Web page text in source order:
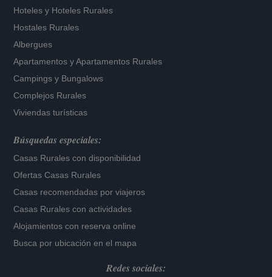
Hoteles y Hoteles Rurales
Hostales Rurales
Albergues
Apartamentos yApartamentos Rurales
Campings y Bungalows
Complejos Rurales
Viviendas turísticas
Búsquedas especiales:
Casas Rurales con disponibilidad
Ofertas Casas Rurales
Casas recomendadas por viajeros
Casas Rurales con actividades
Alojamientos con reserva online
Busca por ubicación en el mapa
Redes sociales: